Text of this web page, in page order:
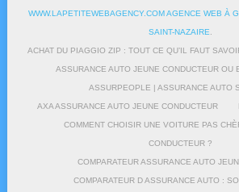
WWW.LAPETITEWEBAGENCY.COM AGENCE WEB À
SAINT-NAZAIRE
ACHAT DU PIAGGIO ZIP : TOUT CE QU’IL FAUT
ASSURANCE AUTO JEUNE CONDUCTEUR OU
ASSURPEOPLE | ASSURANCE AUTO
AXA ASSURANCE AUTO JEUNE CONDUCTEUR
COMMENT CHOISIR UNE VOITURE PAS
CONDUCTEUR ?
COMPARATEUR ASSURANCE AUTO
COMPARATEUR D ASSURANCE AUTO :